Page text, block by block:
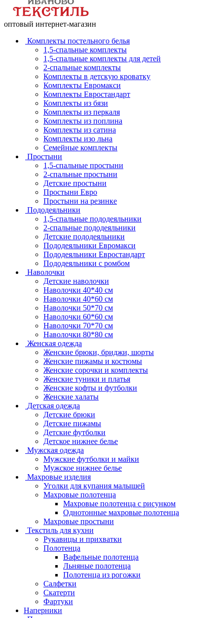
оптовый интернет-магазин
Комплекты постельного белья
1,5-спальные комплекты
1,5-спальные комплекты для детей
2-спальные комплекты
Комплекты в детскую кроватку
Комплекты Евромакси
Комплекты Евростандарт
Комплекты из бязи
Комплекты из перкаля
Комплекты из поплина
Комплекты из сатина
Комплекты изо льна
Семейные комплекты
Простыни
1,5-спальные простыни
2-спальные простыни
Детские простыни
Простыни Евро
Простыни на резинке
Пододеяльники
1,5-спальные пододеяльники
2-спальные пододеяльники
Детские пододеяльники
Пододеяльники Евромакси
Пододеяльники Евростандарт
Пододеяльники с ромбом
Наволочки
Детские наволочки
Наволочки 40*40 см
Наволочки 40*60 см
Наволочки 50*70 см
Наволочки 60*60 см
Наволочки 70*70 см
Наволочки 80*80 см
Женская одежда
Женские брюки, бриджи, шорты
Женские пижамы и костюмы
Женские сорочки и комплекты
Женские туники и платья
Женские кофты и футболки
Женские халаты
Детская одежда
Детские брюки
Детские пижамы
Детские футболки
Детское нижнее белье
Мужская одежда
Мужские футболки и майки
Мужское нижнее белье
Махровые изделия
Уголки для купания малышей
Махровые полотенца
Махровые полотенца с рисунком
Однотонные махровые полотенца
Махровые простыни
Текстиль для кухни
Рукавицы и прихватки
Полотенца
Вафельные полотенца
Льняные полотенца
Полотенца из рогожки
Салфетки
Скатерти
Фартуки
Наперники